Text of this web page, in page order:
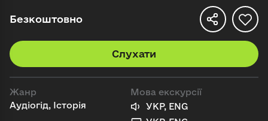
Безкоштовно
Слухати
Жанр
Аудіогід, Історія
Мова екскурсії
УКР, ENG